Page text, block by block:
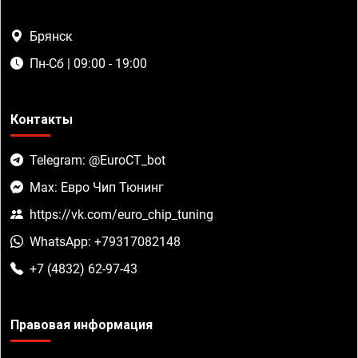
Брянск
Пн-Сб | 09:00 - 19:00
Контакты
Telegram: @EuroCT_bot
Max: Евро Чип Тюнинг
https://vk.com/euro_chip_tuning
WhatsApp: +79317082148
+7 (4832) 62-97-43
Правовая информация